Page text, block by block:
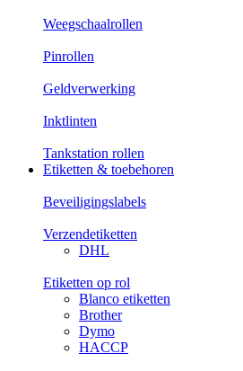
Weegschaalrollen
Pinrollen
Geldverwerking
Inktlinten
Tankstation rollen
Etiketten & toebehoren
Beveiligingslabels
Verzendetiketten
DHL
Etiketten op rol
Blanco etiketten
Brother
Dymo
HACCP